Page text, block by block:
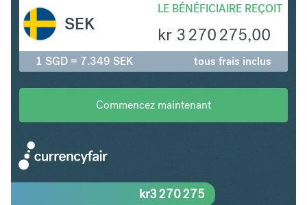
LE BÉNÉFICIAIRE REÇOIT
kr 3 270 275,00
SEK
1 SGD = 7.349 SEK tous frais inclus
Commencez maintenant
kr3 270 275